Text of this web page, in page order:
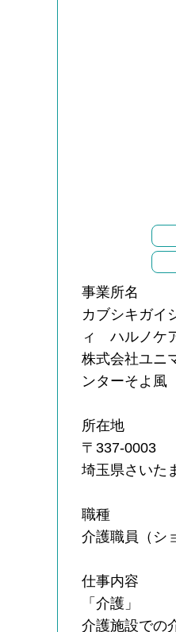
事業所名
カブシキガイ
ィ ハルノケ
株式会社ユ
ンターそよ風
所在地
〒337-0003
埼玉県さいた
職種
介護職員（シ
仕事内容
「介護」
介護施設での